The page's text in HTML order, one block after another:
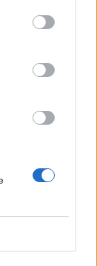
match)
AR 2:
Rugby
Ben